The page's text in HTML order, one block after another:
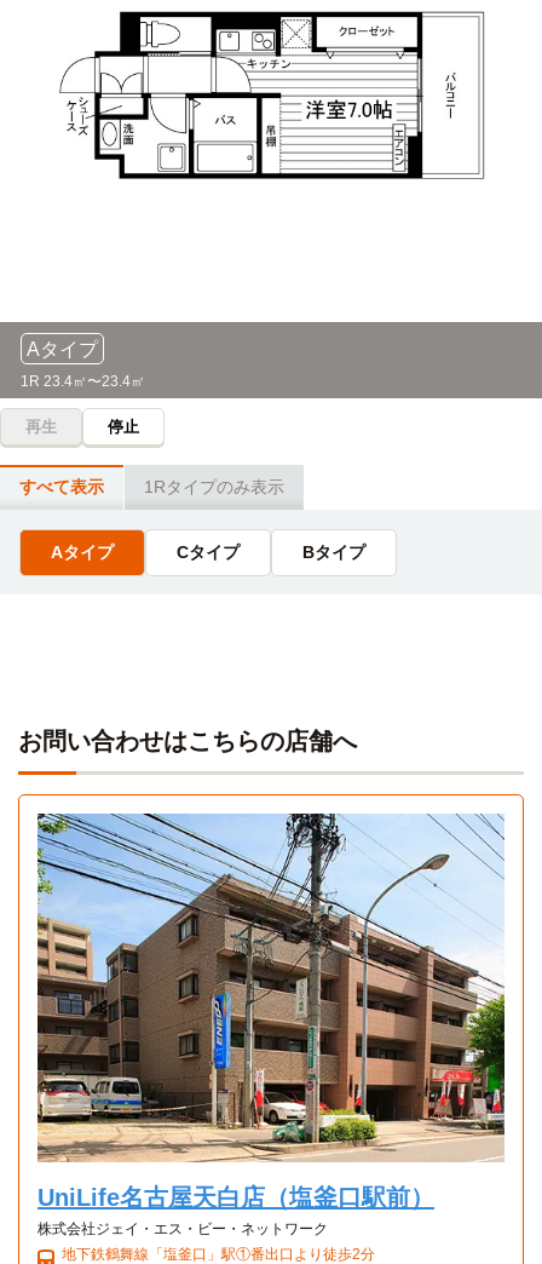
62分
「塩釜口」駅→（地下鉄鶴舞線原3分）→「地下鉄原」停（1
分）→（市バス58分）→「藤田医科大学病院」停
名古屋外国語大学(大学院) その他
Aタイプ
1R 23.4㎡〜23.4㎡
Aタイプ
1R 23.4㎡〜23.4㎡
再生 停止
すべて表示 1Rタイプのみ表示
Aタイプ Cタイプ Bタイプ
お問い合わせはこちらの店舗へ
UniLife名古屋天白店（塩釜口駅前）
株式会社ジェイ・エス・ビー・ネットワーク
地下鉄鶴舞線「塩釜口」駅①番出口より徒歩2分